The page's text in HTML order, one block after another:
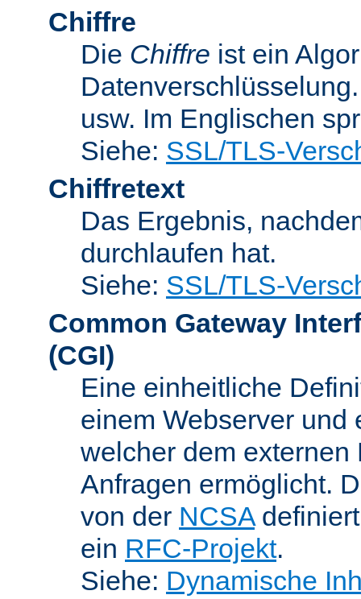
Chiffre
Die Chiffre ist ein
usw. Im Englischen
Siehe: SSL/TLS-
Chiffretext
Das Ergebnis,
durchlaufen hat.
Siehe: SSL/TLS-
Common Gateway
(CGI)
Eine einheitliche
einem Webserver und
welcher dem
Anfragen ermöglicht.
von der NCSA
ein RFC-Projekt.
Siehe: Dynamische